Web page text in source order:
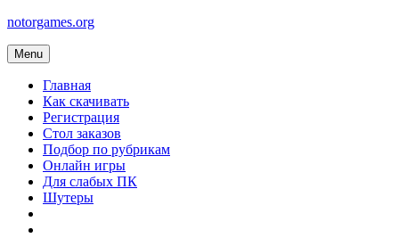
Skip
content
notorgames.org
Menu
Главная
Как скачивать
Регистрация
Стол заказов
Подбор по рубрикам
Онлайн игры
Для слабых ПК
Шутеры